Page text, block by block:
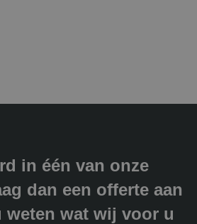
in één van onze
dan een offerte aan
weten wat wij voor u